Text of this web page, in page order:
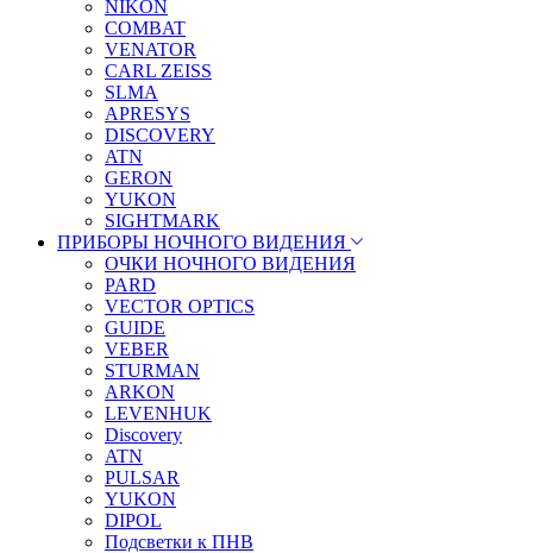
NIKON
COMBAT
VENATOR
CARL ZEISS
SLMA
APRESYS
DISCOVERY
ATN
GERON
YUKON
SIGHTMARK
ПРИБОРЫ НОЧНОГО ВИДЕНИЯ
ОЧКИ НОЧНОГО ВИДЕНИЯ
PARD
VECTOR OPTICS
GUIDE
VEBER
STURMAN
ARKON
LEVENHUK
Discovery
ATN
PULSAR
YUKON
DIPOL
Подсветки к ПНВ